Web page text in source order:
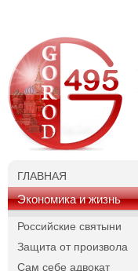
ГЛАВНАЯ
Экономика и жизнь
Российские святыни
Защита от произвола
Сам себе адвокат